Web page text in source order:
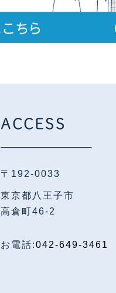
ACCESS
〒192-0033
東京都八王子市
高倉町46-2
お電話:042-649-3461